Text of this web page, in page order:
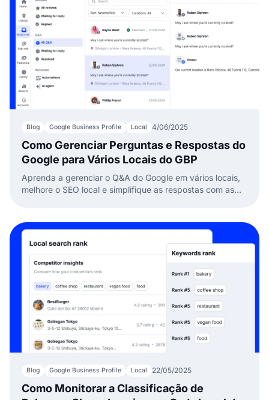
Blog Google Business Profile Local 4/06/2025
Como Gerenciar Perguntas e Respostas do
Google para Vários Locais do GBP
Aprenda a gerenciar o Q&A do Google em vários locais,
melhore o SEO local e simplifique as respostas com as
Blog Google Business Profile Local 22/05/2025
Como Monitorar a Classificação de